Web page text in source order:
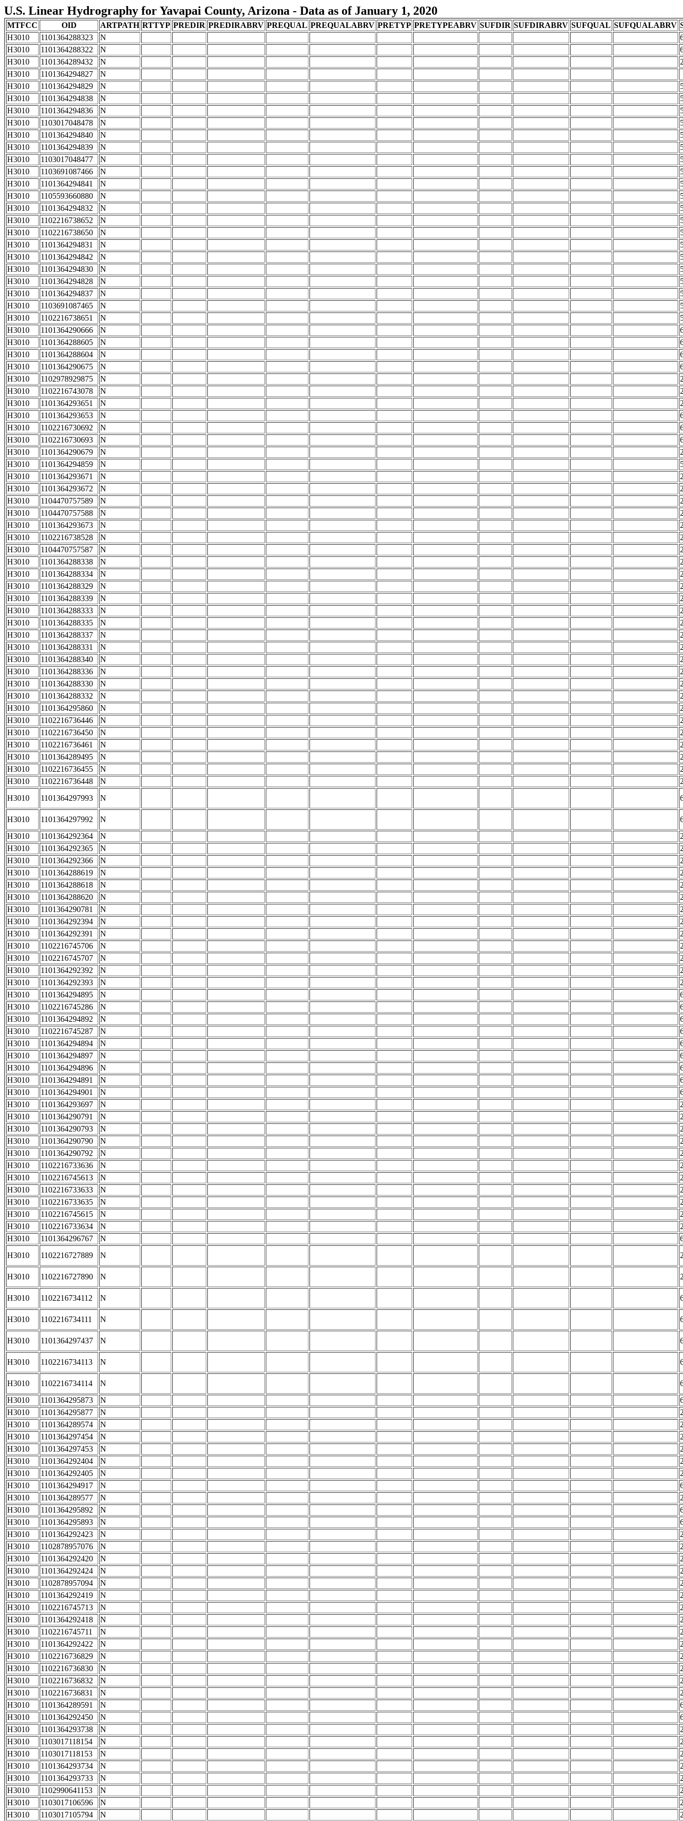
U.S. Linear Hydrography for Yavapai County, Arizona - Data as of January 1, 2020
MTFCC OID ARTPATH RTTYP PREDIR PREDIRABRV PREQUAL PREQUALABRV PRETYP PRETYPEABRV SUFDIR SUFDIRABRV SUFQUAL SUFQUALABRV
H3010
1101364288323 N
H3010
1101364288322 N
H3010
1101364289432 N
H3010
1101364294827
N
H3010
1101364294829 N
H3010
1101364294838 N
H3010
1101364294836 N
H3010
1103017048478 N
H3010
1101364294840 N
H3010
1101364294839 N
H3010
1103017048477 N
H3010
1103691087466 N
H3010
1101364294841 N
H3010
1105593660880 N
H3010
1101364294832 N
H3010
1102216738652 N
H3010
1102216738650 N
H3010
1101364294831 N
H3010
1101364294842 N
H3010
1101364294830 N
H3010
1101364294828 N
H3010
1101364294837 N
H3010
1103691087465 N
H3010
1102216738651 N
H3010
1101364290666 N
H3010
1101364288605 N
H3010
1101364288604 N
H3010
1101364290675 N
H3010
1102978929875 N
H3010
1102216743078 N
H3010
1101364293651 N
H3010
1101364293653 N
H3010
1102216730692 N
H3010
1102216730693 N
H3010
1101364290679 N
H3010
1101364294859 N
H3010
1101364293671 N
H3010
1101364293672 N
H3010
1104470757589 N
H3010
1104470757588 N
H3010
1101364293673 N
H3010
1102216738528 N
H3010
1104470757587 N
H3010
1101364288338 N
H3010
1101364288334 N
H3010
1101364288329 N
H3010
1101364288339 N
H3010
1101364288333 N
H3010
1101364288335 N
H3010
1101364288337 N
H3010
1101364288331 N
H3010
1101364288340 N
H3010
1101364288336 N
H3010
1101364288330 N
H3010
1101364288332 N
H3010
1101364295860 N
H3010
1102216736446 N
H3010
1102216736450 N
H3010
1102216736461 N
H3010
1101364289495 N
H3010
1102216736455 N
H3010
1102216736448 N
H3010
1101364297993 N
H3010 1101364297992 N
H3010
1101364292364 N
H3010
1101364292365 N
H3010
1101364292366 N
H3010
1101364288619 N
H3010
1101364288618 N
H3010
1101364288620 N
H3010
1101364290781 N
H3010
1101364292394 N
H3010
1101364292391 N
H3010
1102216745706 N
H3010
1102216745707 N
H3010
1101364292392 N
H3010
1101364292393 N
H3010
1101364294895 N
H3010
1102216745286 N
H3010
1101364294892 N
H3010
1102216745287 N
H3010
1101364294894 N
H3010
1101364294897 N
H3010
1101364294896 N
H3010
1101364294891 N
H3010
1101364294901 N
H3010
1101364293697 N
H3010
1101364290791 N
H3010
1101364290793 N
H3010
1101364290790 N
H3010
1101364290792 N
H3010
1102216733636 N
H3010
1102216745613 N
H3010
1102216733633 N
H3010
1102216733635 N
H3010
1102216745615 N
H3010
1102216733634 N
H3010
1101364296767 N
H3010
1102216727889 N
H3010 1102216727890 N
H3010 1102216734112 N
H3010 1102216734111 N
H3010 1101364297437 N
H3010 1102216734113 N
H3010 1102216734114 N
H3010
1101364295873 N
H3010
1101364295877 N
H3010
1101364289574 N
H3010
1101364297454 N
H3010
1101364297453 N
H3010
1101364292404 N
H3010
1101364292405 N
H3010
1101364294917 N
H3010
1101364289577 N
H3010
1101364295892 N
H3010
1101364295893 N
H3010
1101364292423 N
H3010
1102878957076 N
H3010
1101364292420 N
H3010
1101364292424 N
H3010
1102878957094 N
H3010
1101364292419 N
H3010
1102216745713 N
H3010
1101364292418 N
H3010
1102216745711 N
H3010
1101364292422 N
H3010
1102216736829 N
H3010
1102216736830 N
H3010
1102216736832 N
H3010
1102216736831 N
H3010
1101364289591 N
H3010
1101364292450 N
H3010
1101364293738 N
H3010
1103017118154 N
H3010
1103017118153 N
H3010
1101364293734 N
H3010
1101364293733 N
H3010
1102990641153 N
H3010
1103017106596 N
H3010
1103017105794 N